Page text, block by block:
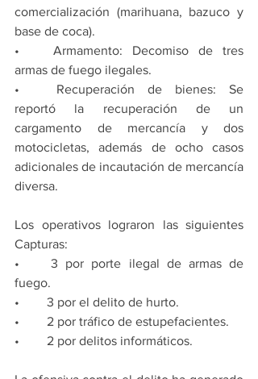
comercialización (marihuana, bazuco y
base de coca).
•	Armamento: Decomiso de tres
armas de fuego ilegales.
•	Recuperación de bienes: Se
reportó la recuperación de un
cargamento de mercancía y dos
motocicletas, además de ocho casos
adicionales de incautación de mercancía
diversa.
Los operativos lograron las siguientes
Capturas:
•	3 por porte ilegal de armas de
fuego.
•	3 por el delito de hurto.
•	2 por tráfico de estupefacientes.
•	2 por delitos informáticos.